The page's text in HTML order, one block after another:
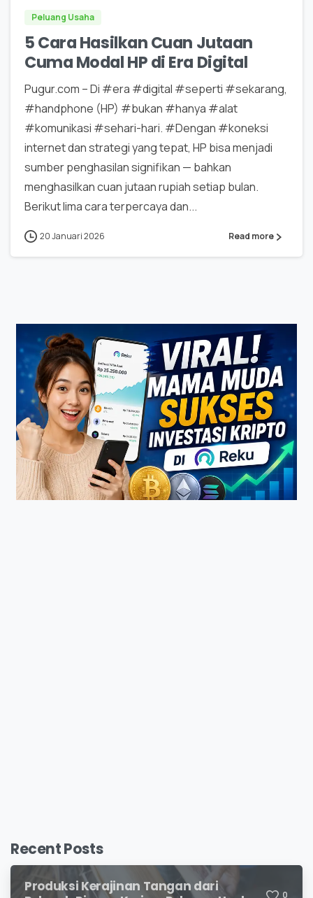
Peluang Usaha
5 Cara Hasilkan Cuan Jutaan
Cuma Modal HP di Era Digital
Pugur.com – Di #era #digital #seperti #sekarang,
#handphone (HP) #bukan #hanya #alat
#komunikasi #sehari-hari. #Dengan #koneksi
internet dan strategi yang tepat, HP bisa menjadi
sumber penghasilan signifikan — bahkan
menghasilkan cuan jutaan rupiah setiap bulan.
Berikut lima cara terpercaya dan...
20 Januari 2026 Read more
Recent Posts
Produksi Kerajinan Tangan dari
0